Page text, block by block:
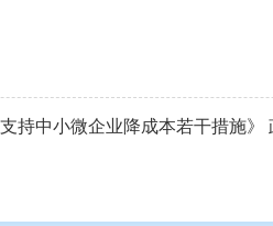
持中小微企业降成本若干措施》